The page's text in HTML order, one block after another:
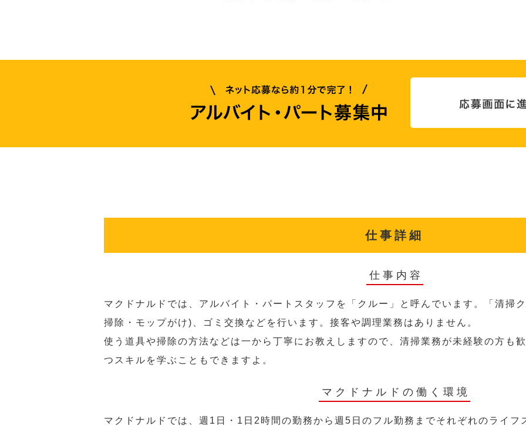
仕事詳細
仕事内容
マクドナルドでは、アルバイト・パートスタッフを「クルー」と呼んでいます。「清掃
掃除・モップがけ)、ゴミ交換などを行います。接客や調理業務はありません。
使う道具や掃除の方法などは一から丁寧にお教えしますので、清掃業務が未経験の方も
つスキルを学ぶこともできますよ。
マクドナルドの働く環境
マクドナルドでは、週1日・1日2時間の勤務から週5日のフル勤務までそれぞれのライフ